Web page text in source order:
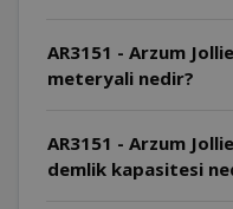
AR3151 - Arzum
meteryali nedir?
AR3151 - Arzum
demlik kapasitesi